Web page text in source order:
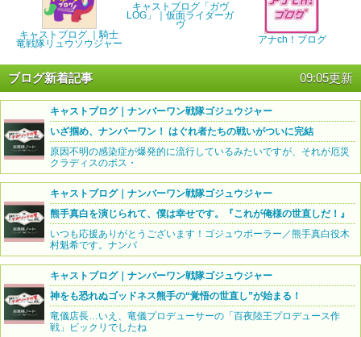
キャストブログ ｜騎士
竜戦隊リュウソウジャー
キャストブログ「ガヴ
LOG」｜仮面ライダーガ
ヴ
アナch！ブログ
ブログ新着記事 09:05更新
キャストブログ｜ナンバーワン戦隊ゴジュウジャー
いざ掴め、ナンバーワン！ はぐれ者たちの戦いがついに完結
原因不明の感染症が爆発的に流行しているみたいですが、それが厄災
クラディスのボス・
キャストブログ｜ナンバーワン戦隊ゴジュウジャー
熊手真白を演じられて、僕は幸せです。『これが俺様の世直しだ！』
いつも応援ありがとうございます！ゴジュウポーラー／熊手真白役木
村魁希です。ナンバ
キャストブログ｜ナンバーワン戦隊ゴジュウジャー
神をも恐れぬゴッドネス熊手の“覚悟の世直し”が始まる！
竜儀店長…いえ、竜儀プロデューサーの「百夜陸王プロデュース作
戦」ビックリでしたね